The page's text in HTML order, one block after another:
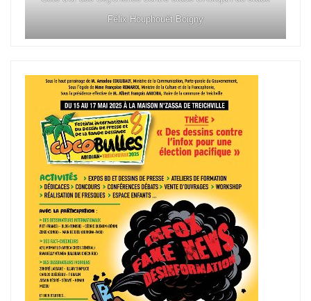
Félix Houphouët Boigny